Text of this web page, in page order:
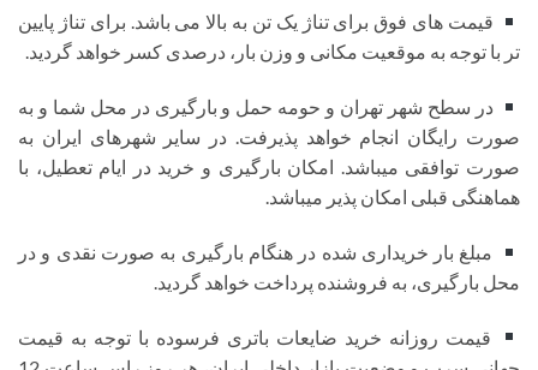
قیمت های فوق برای تناژ یک تن به بالا می باشد. برای تناژ پایین
تر با توجه به موقعیت مکانی و وزن بار، درصدی کسر خواهد گردید.
در سطح شهر تهران و حومه حمل و بارگیری در محل شما و به
صورت رایگان انجام خواهد پذیرفت. در سایر شهرهای ایران به
صورت توافقی میباشد. امکان بارگیری و خرید در ایام تعطیل، با
هماهنگی قبلی امکان پذیر میباشد.
مبلغ بار خریداری شده در هنگام بارگیری به صورت نقدی و در
محل بارگیری، به فروشنده پرداخت خواهد گردید.
قیمت روزانه خرید ضایعات باتری فرسوده با توجه به قیمت